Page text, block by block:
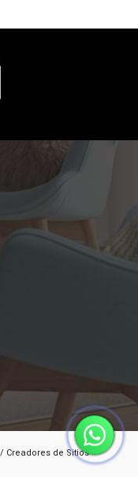
Creadores de Sitios